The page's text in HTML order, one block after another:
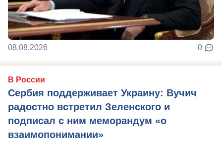
08.08.2026 0
В России
Сербия поддерживает Украину: Вучич
радостно встретил Зеленского и
подписал с ним меморандум «о
взаимопонимании»